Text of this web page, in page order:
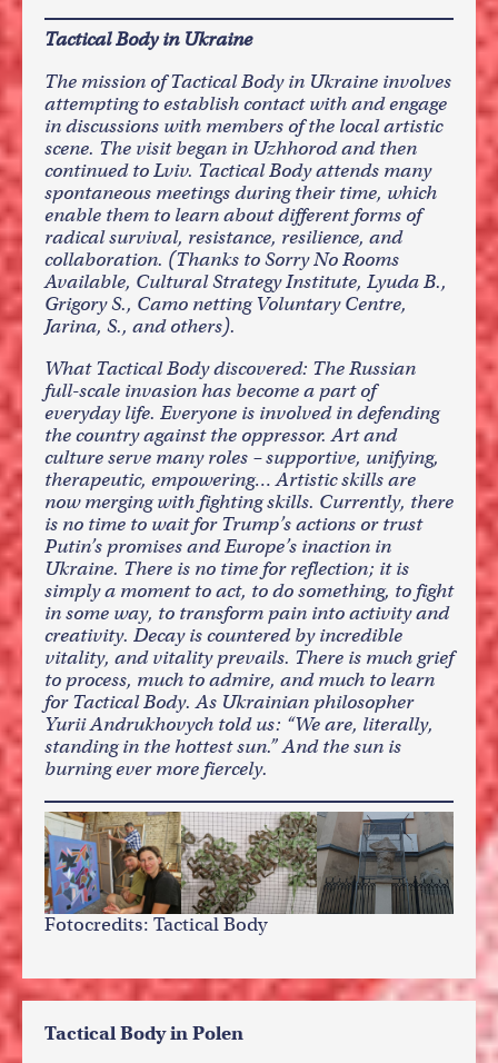
Tactical Body in Ukraine
The mission of Tactical Body in Ukraine involves
attempting to establish contact with and engage
in discussions with members of the local artistic
scene. The visit began in Uzhhorod and then
continued to Lviv. Tactical Body attends many
spontaneous meetings during their time, which
enable them to learn about different forms of
radical survival, resistance, resilience, and
collaboration. (Thanks to Sorry No Rooms
Available, Cultural Strategy Institute, Lyuda B.,
Grigory S., Camo netting Voluntary Centre,
Jarina, S., and others).
What Tactical Body discovered: The Russian
full-scale invasion has become a part of
everyday life. Everyone is involved in defending
the country against the oppressor. Art and
culture serve many roles – supportive, unifying,
therapeutic, empowering… Artistic skills are
now merging with fighting skills. Currently, there
is no time to wait for Trump’s actions or trust
Putin’s promises and Europe’s inaction in
Ukraine. There is no time for reflection; it is
simply a moment to act, to do something, to fight
in some way, to transform pain into activity and
creativity. Decay is countered by incredible
vitality, and vitality prevails. There is much grief
to process, much to admire, and much to learn
for Tactical Body. As Ukrainian philosopher
Yurii Andrukhovych told us: “We are, literally,
standing in the hottest sun.” And the sun is
burning ever more fiercely.
Fotocredits: Tactical Body
Tactical Body in Polen